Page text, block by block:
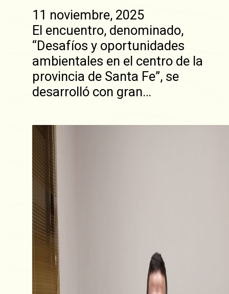
11 noviembre, 2025
El encuentro, denominado,
“Desafíos y oportunidades
ambientales en el centro de la
provincia de Santa Fe”, se
desarrolló con gran…